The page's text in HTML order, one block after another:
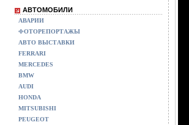
АВТОМОБИЛИ
АВАРИИ
ФОТОРЕПОРТАЖЫ
АВТО ВЫСТАВКИ
FERRARI
MERCEDES
BMW
AUDI
HONDA
MITSUBISHI
PEUGEOT